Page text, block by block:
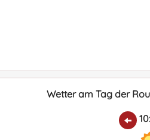
Wetter am Tag der